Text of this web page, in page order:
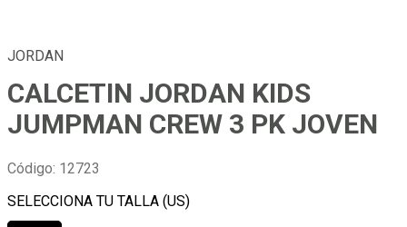
JORDAN
CALCETIN JORDAN KIDS
JUMPMAN CREW 3 PK JOVEN
Código: 12723